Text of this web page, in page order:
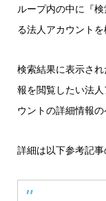
ループ内の中に『
る法人アカウントを
検索結果に表示さ
報を閲覧したい法
ウントの詳細情報
詳細は以下参考記事